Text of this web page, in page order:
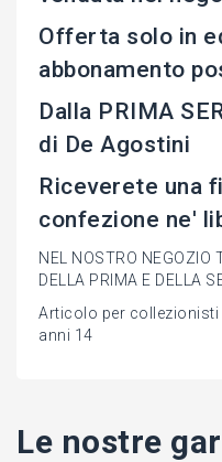
Offerta solo in
abbonamento
Dalla PRIMA
di De Agostini
Riceverete una
confezione ne'
NEL NOSTRO NEGOZIO
DELLA PRIMA E DELLA
Articolo per
anni 14
Le nostre